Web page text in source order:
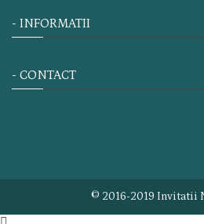
- INFORMATII
- CONTACT
© 2016-2019 Invitatii